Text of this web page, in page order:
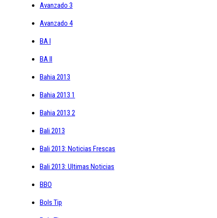
Avanzado 3
Avanzado 4
BA I
BA II
Bahia 2013
Bahia 2013 1
Bahia 2013 2
Bali 2013
Bali 2013: Noticias Frescas
Bali 2013: Ultimas Noticias
BBO
Bols Tip